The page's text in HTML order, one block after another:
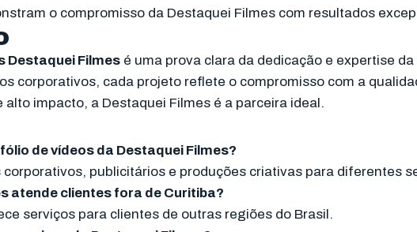
o compromisso da Destaquei Filmes com resultados
Destaquei Filmes é uma prova clara da dedicação e expertise
corporativos, cada projeto reflete o compromisso com a
alto impacto, a Destaquei Filmes é a parceira ideal.
de vídeos da Destaquei Filmes?
corporativos, publicitários e produções criativas para diferentes
atende clientes fora de Curitiba?
serviços para clientes de outras regiões do Brasil.